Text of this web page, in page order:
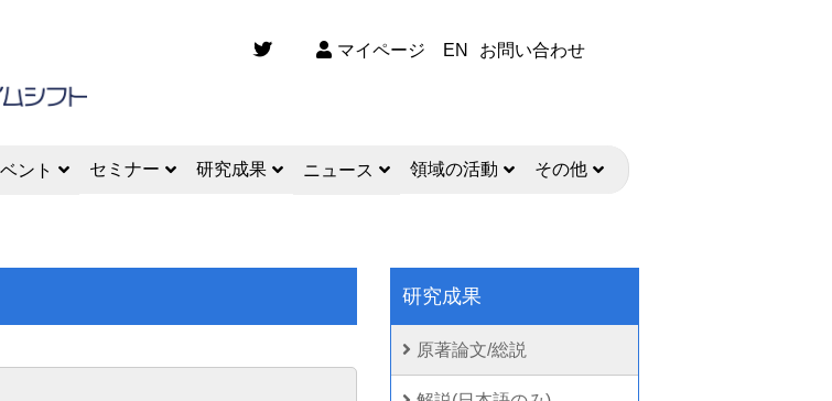
マイページ EN お問い合わせ
ント セミナー 研究成果 ニュース 領域の活動 その他
研究成果
原著論文/総説